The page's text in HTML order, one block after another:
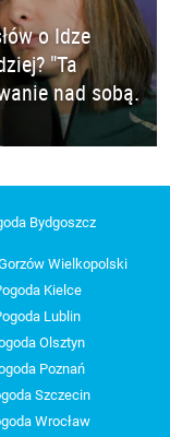
o Idze
"Ta
nad sobą.
Bydgoszcz
Wielkopolski
Kielce
Lublin
Olsztyn
Poznań
Szczecin
Wrocław